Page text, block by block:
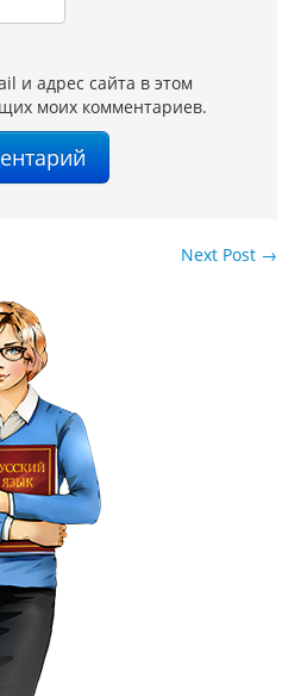
и адрес сайта в этом
моих комментариев.
Next Post →